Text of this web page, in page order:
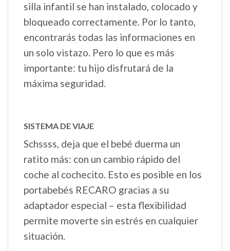
silla infantil se han instalado, colocado y
bloqueado correctamente. Por lo tanto,
encontrarás todas las informaciones en
un solo vistazo. Pero lo que es más
importante: tu hijo disfrutará de la
máxima seguridad.
SISTEMA DE VIAJE
Schssss, deja que el bebé duerma un
ratito más: con un cambio rápido del
coche al cochecito. Esto es posible en los
portabebés RECARO gracias a su
adaptador especial – esta flexibilidad
permite moverte sin estrés en cualquier
situación.